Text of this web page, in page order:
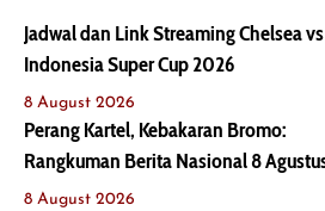
Jadwal dan Link Streaming Chelsea
Indonesia Super Cup 2026
8 August 2026
Perang Kartel, Kebakaran Bromo:
Rangkuman Berita Nasional 8
8 August 2026